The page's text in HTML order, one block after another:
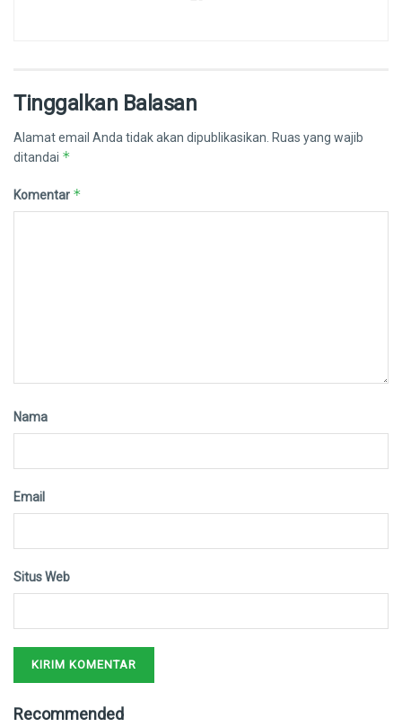
Tinggalkan Balasan
Alamat email Anda tidak akan dipublikasikan. Ruas yang wajib
ditandai *
Komentar *
Nama
Email
Situs Web
Recommended